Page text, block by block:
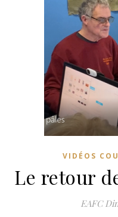
VIDÉOS
Le retour
EAFC